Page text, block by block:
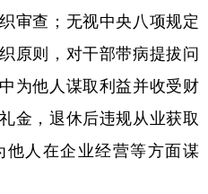
能源 会展
时尚 悦读
亚太网 上市公司
审查；无视中央八项规定
原则，对干部带病提拔问
为他人谋取利益并收受财
金，退休后违规从业获取
人在企业经营等方面谋